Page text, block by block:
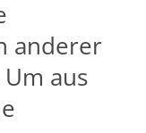
anderer
aus